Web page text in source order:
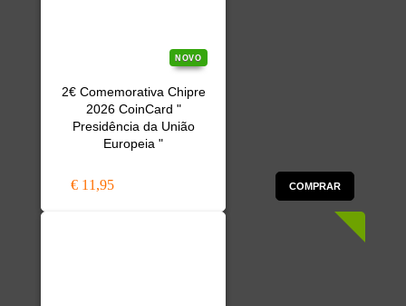
NOVO
2€ Comemorativa Chipre
2026 CoinCard "
Presidência da União
Europeia "
€ 11,95 COMPRAR